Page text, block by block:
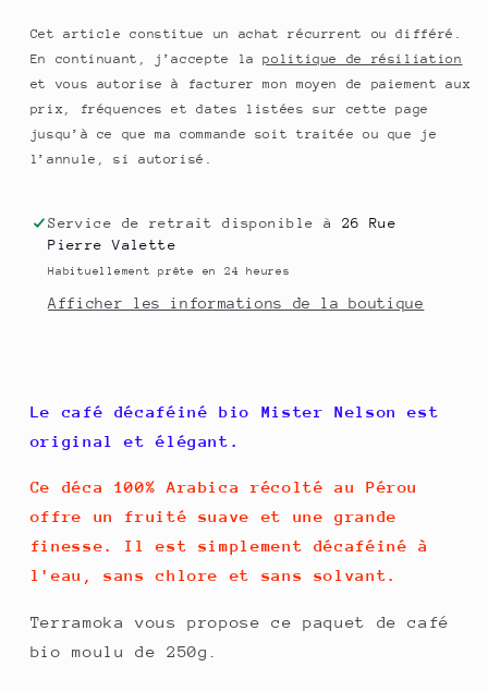
Nelson
-
Nelson
Cet article constitue un achat récurrent ou différé.
En continuant, j’accepte lapolitique de résiliation
et vous autorise à facturer mon moyen de paiement aux
prix, fréquences et dates listées sur cette page
jusqu’à ce que ma commande soit traitée ou que je
l’annule, si autorisé.
Service de retrait disponible à 26 Rue
Pierre Valette
Habituellement prête en 24 heures
Afficher les informations de la boutique
Le café décaféiné bio Mister Nelson est
original et élégant.
Ce déca 100% Arabica récolté au Pérou
offre un fruité suave et une grande
finesse. Il est simplement décaféiné à
l'eau, sans chlore et sans solvant.
Terramoka vous propose ce paquet de café
bio moulu de 250g.